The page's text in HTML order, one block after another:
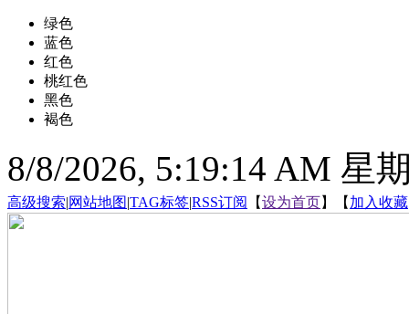
绿色
蓝色
红色
桃红色
黑色
褐色
8/8/2026, 5:19:15 AM 星
高级搜索|网站地图|TAG标签|RSS订阅 【设为首页】【 加入收藏